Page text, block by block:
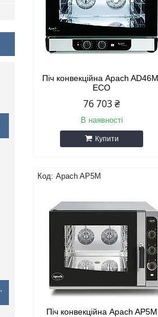
Піч конвекційна Apach
ECO
76 703 ₴
В наявності
Купити
Apach AP5M
Піч конвекційна Apach AP5M